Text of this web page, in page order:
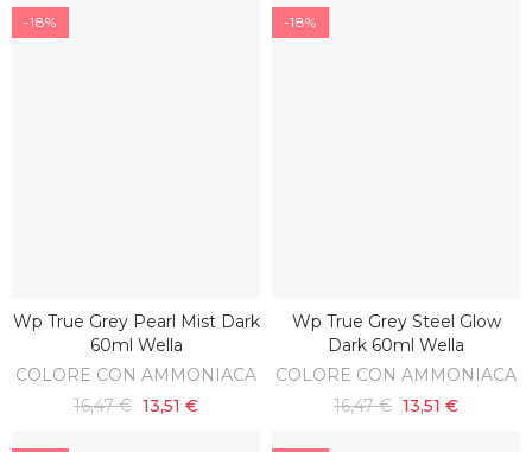
-18%
AGGIUNGI AL CARRELLO
Wp True Grey Pearl Mist Dark
60ml Wella
COLORE CON AMMONIACA
16,47 € 13,51 €
-18%
AGGIUNGI AL CARRELLO
Wp True Grey Steel Glow
Dark 60ml Wella
COLORE CON AMMONIACA
16,47 € 13,51 €